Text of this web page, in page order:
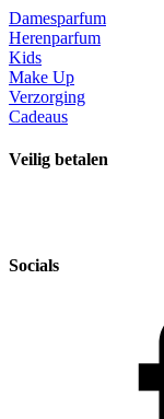
Damesparfum
Herenparfum
Kids
Make Up
Verzorging
Cadeaus
Veilig betalen
Socials